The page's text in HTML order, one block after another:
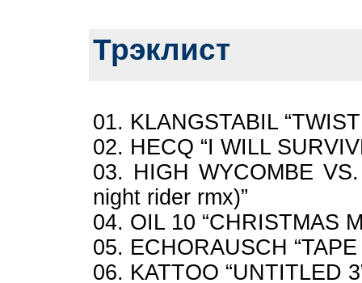
Трэклист
01. KLANGSTABIL
02. HECQ “I WILL
03. HIGH WYCOMBE
night rider rmx)”
04. OIL 10 “CHRISTMAS
05. ECHORAUSCH
06. KATTOO “UNTITLED